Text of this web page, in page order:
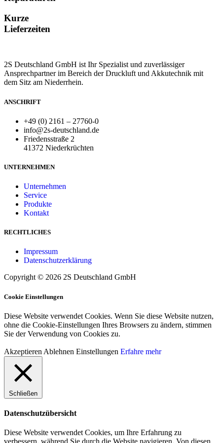
Kurze
Lieferzeiten
2S Deutschland GmbH ist Ihr Spezialist und zuverlässiger
Ansprechpartner im Bereich der Druckluft und Akkutechnik mit
dem Sitz am Niederrhein.
ANSCHRIFT
+49 (0) 2161 – 27760-0
info@2s-deutschland.de
Friedensstraße 2
41372 Niederkrüchten
UNTERNEHMEN
Unternehmen
Service
Produkte
Kontakt
RECHTLICHES
Impressum
Datenschutzerklärung
Copyright © 2026 2S Deutschland GmbH
Cookie Einstellungen
Diese Website verwendet Cookies. Wenn Sie diese Website nutzen,
ohne die Cookie-Einstellungen Ihres Browsers zu ändern, stimmen
Sie der Verwendung von Cookies zu.
Akzeptieren Ablehnen Einstellungen Erfahre mehr
Schließen
Datenschutzübersicht
Diese Website verwendet Cookies, um Ihre Erfahrung zu